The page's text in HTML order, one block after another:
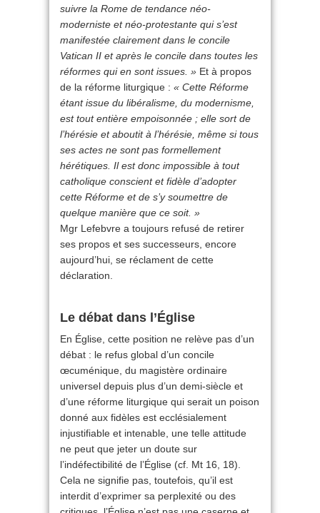
suivre la Rome de tendance néo-
moderniste et néo-protestante qui s’est
manifestée clairement dans le concile
Vatican II et après le concile dans toutes les
réformes qui en sont issues. » Et à propos
de la réforme liturgique : « Cette Réforme
étant issue du libéralisme, du modernisme,
est tout entière empoisonnée ; elle sort de
l’hérésie et aboutit à l’hérésie, même si tous
ses actes ne sont pas formellement
hérétiques. Il est donc impossible à tout
catholique conscient et fidèle d’adopter
cette Réforme et de s’y soumettre de
quelque manière que ce soit. »
Mgr Lefebvre a toujours refusé de retirer
ses propos et ses successeurs, encore
aujourd’hui, se réclament de cette
déclaration.
Le débat dans l’Église
En Église, cette position ne relève pas d’un
débat : le refus global d’un concile
œcuménique, du magistère ordinaire
universel depuis plus d’un demi-siècle et
d’une réforme liturgique qui serait un poison
donné aux fidèles est ecclésialement
injustifiable et intenable, une telle attitude
ne peut que jeter un doute sur
l’indéfectibilité de l’Église (cf. Mt 16, 18).
Cela ne signifie pas, toutefois, qu’il est
interdit d’exprimer sa perplexité ou des